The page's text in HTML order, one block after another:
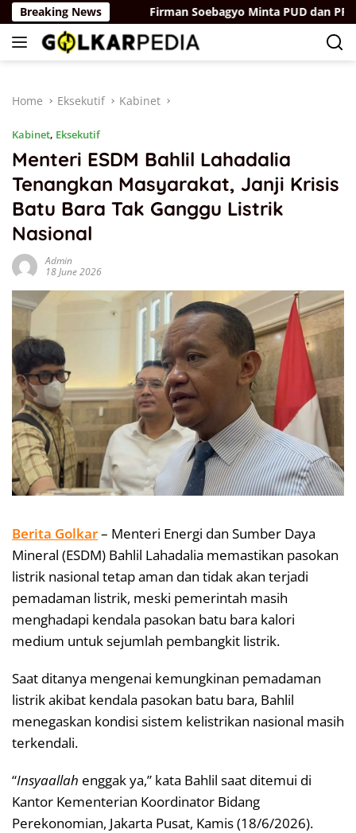
Skip
to
content
Breaking News
Digital Firman Soebagyo Minta PUD dan PPTS
Home Eksekutif Kabinet
Kabinet, Eksekutif
Menteri ESDM Bahlil Lahadalia
Tenangkan Masyarakat, Janji Krisis
Batu Bara Tak Ganggu Listrik
Nasional
Admin
18 June 2026
Berita Golkar– Menteri Energi dan Sumber Daya
Mineral (ESDM) Bahlil Lahadalia memastikan pasokan
listrik nasional tetap aman dan tidak akan terjadi
pemadaman listrik, meski pemerintah masih
menghadapi kendala pasokan batu bara kalori
medium untuk sejumlah pembangkit listrik.
Saat ditanya mengenai kemungkinan pemadaman
listrik akibat kendala pasokan batu bara, Bahlil
menegaskan kondisi sistem kelistrikan nasional masih
terkendali.
“Insyaallah enggak ya,” kata Bahlil saat ditemui di
Kantor Kementerian Koordinator Bidang
Perekonomian, Jakarta Pusat, Kamis (18/6/2026).